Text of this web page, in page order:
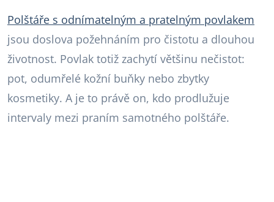
Polštáře s odnímatelným a pratelným povlakem
jsou doslova požehnáním pro čistotu a dlouhou
životnost. Povlak totiž zachytí většinu nečistot:
pot, odumřelé kožní buňky nebo zbytky
kosmetiky. A je to právě on, kdo prodlužuje
intervaly mezi praním samotného polštáře.